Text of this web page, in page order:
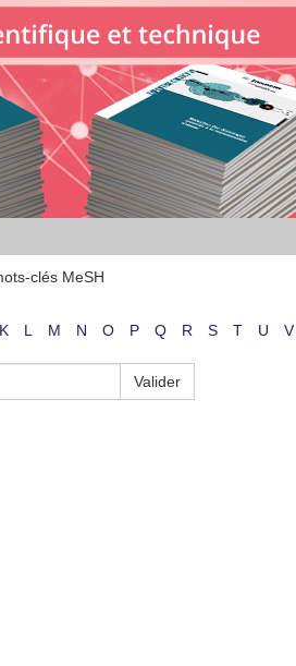
clés MeSH
K L M N O P Q R S T U V
Valider